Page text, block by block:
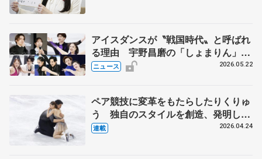
アイスダンスが〝戦国時代〟と呼ばれ
る理由 宇野昌磨の「しょまりん」ら
実力者が相次いで参戦 国内の競争激
ニュース 2026.05.22
ペア競技に変革をもたらしたりくりゅ
う 独自のスタイルを創造、発明した
【引退発表後②】
連載 2026.04.24